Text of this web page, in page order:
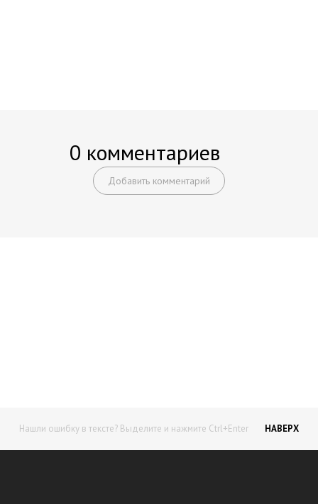
0 комментариев
Добавить комментарий
Нашли ошибку в тексте? Выделите и нажмите Ctrl+Enter НАВЕРХ